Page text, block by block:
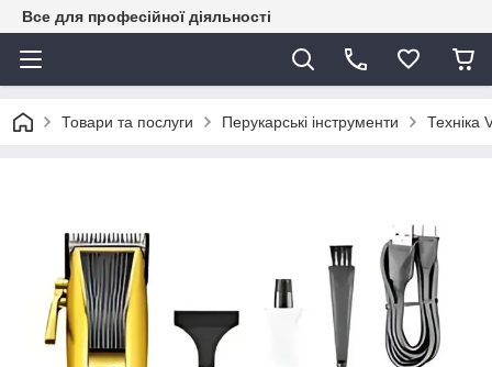
Все для професійної діяльності
Товари та послуги Перукарські інструменти Техніка